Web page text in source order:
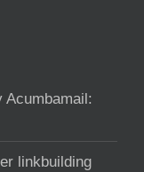
linkbuilding